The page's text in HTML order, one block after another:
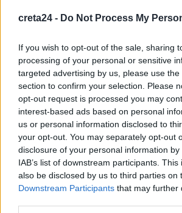
creta24 - Do Not Process My
If you wish to opt-out of the sale, sharing
processing of your personal or sensitive
targeted advertising by us, please use
section to confirm your selection. Please
opt-out request is processed you may
interest-based ads based on personal
us or personal information disclosed to
your opt-out. You may separately opt-out
disclosure of your personal information
IAB’s list of downstream participants.
also be disclosed by us to third parties on
Downstream Participants that may further
8 Αυγούστου, 2026
“Έρθεις δεν έρθεις…θα σ”αγκαλιάζω”:
24 Αυγούστου στο ΕΛ.ΜΕ.ΠΑ.
8 Αυγούστου, 2026
Από την Παρασκευή 11 Σεπτεμβρίου το
από τον «Σύνδεσμο Μελών Γυναικείων
και Ν. Ηρακλείου»
8 Αυγούστου, 2026